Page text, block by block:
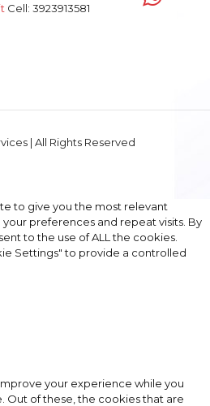
Cell: 3923913581
| All Rights Reserved
to give you the most relevant
preferences and repeat visits. By
to the use of ALL the cookies.
Settings" to provide a controlled
your experience while you
Out of these, the cookies that are